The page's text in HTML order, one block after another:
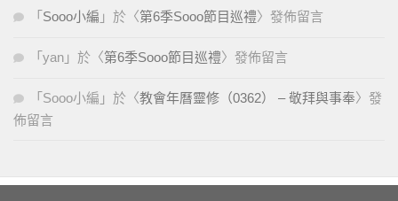
「 Sooo小編 」於〈第6季Sooo節目巡禮〉發佈留言
「 yan 」於〈第6季Sooo節目巡禮〉發佈留言
「 Sooo小編 」於〈教會年曆靈修（0362） – 敬拜與事奉〉發
佈留言